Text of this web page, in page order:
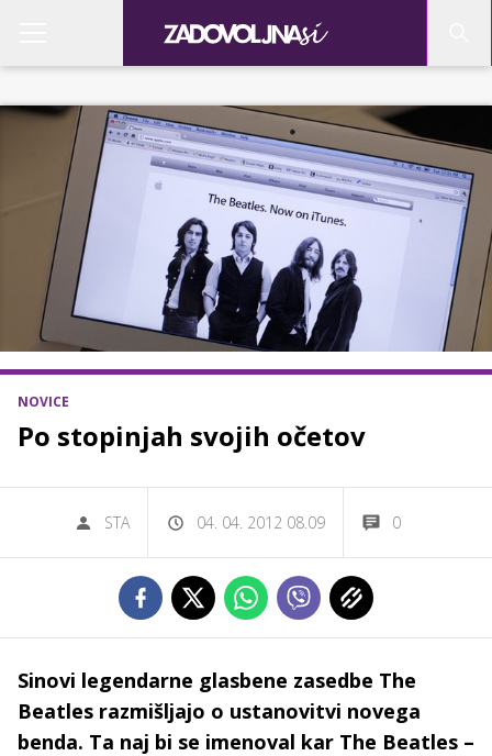
NOVICE
Po stopinjah svojih očetov
STA 04. 04. 2012 08.09 0
Sinovi legendarne glasbene zasedbe The
Beatles razmišljajo o ustanovitvi novega
benda. Ta naj bi se imenoval kar The Beatles –